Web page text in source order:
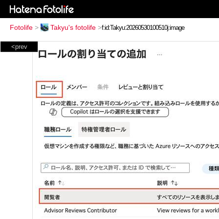
Fotolife > Takyu's fotolife >
<prev